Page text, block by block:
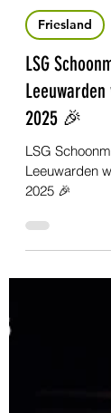
19 nov 2025
Friesland
LSG
2025 🎉